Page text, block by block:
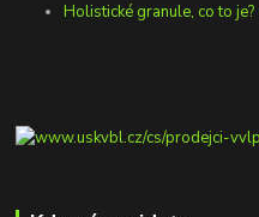
Holistické granule, co to je?